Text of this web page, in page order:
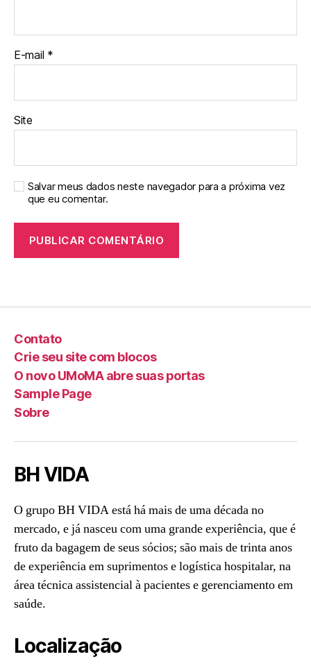
E-mail *
Site
Salvar meus dados neste navegador para a próxima vez
que eu comentar.
Contato
Crie seu site com blocos
O novo UMoMA abre suas portas
Sample Page
Sobre
BH VIDA
O grupo BH VIDA está há mais de uma década no
mercado, e já nasceu com uma grande experiência, que é
fruto da bagagem de seus sócios; são mais de trinta anos
de experiência em suprimentos e logística hospitalar, na
área técnica assistencial à pacientes e gerenciamento em
saúde.
Localização